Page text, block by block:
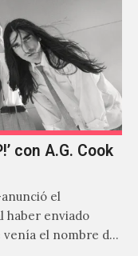
con A.G. Cook
el
haber enviado
venía el nombre de